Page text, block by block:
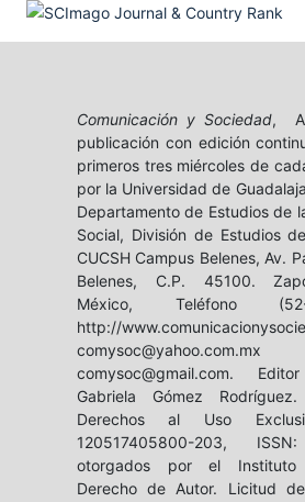
Comunicación y Sociedad,
publicación con edición
primeros tres miércoles de
por la Universidad de
Departamento de Estudios de
Social, División de Estudios
CUCSH Campus Belenes, Av.
Belenes, C.P. 45100.
México, Teléfono (52-
http://
comysoc@gmail.com.
Gabriela Gómez
Derechos al Uso
120517405800-203,
otorgados por el Instituto
Derecho de Autor. Licitud